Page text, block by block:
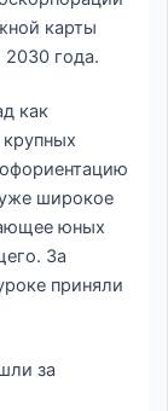
карты
2030 года.
как
широкое
юных
За
приняли
за